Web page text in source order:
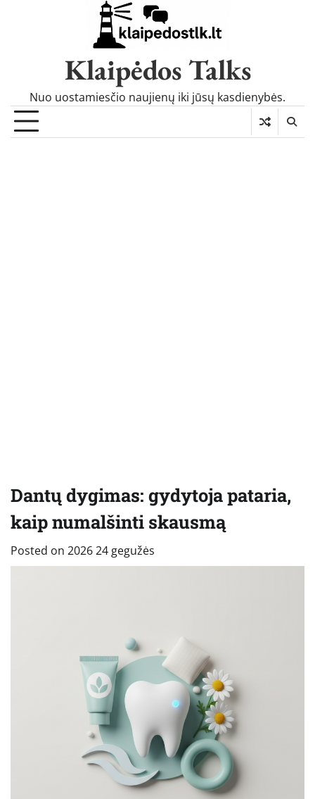
Klaipėdos Talks
Nuo uostamiesčio naujienų iki jūsų kasdienybės.
Dantų dygimas: gydytoja pataria,
kaip numalšinti skausmą
Posted on 2026 24 gegužės